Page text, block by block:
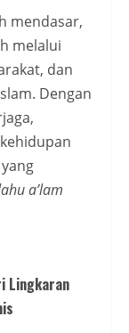
mendasar,
melalui
dan
Dengan
a’lam
Lingkaran